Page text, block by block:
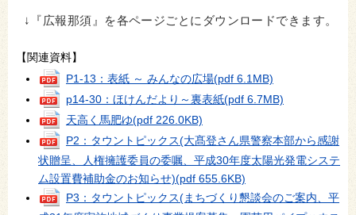
↓『広報那須』を各ページごとにダウンロードできます。
【関連資料】
P1-13：表紙 ～ みんなの広場(pdf 6.1MB)
p14-30：ほけんだより～裏表紙(pdf 6.7MB)
天高く馬肥ゆ(pdf 226.0KB)
P2：タウントピックス(大髙登さん県警察本部から感謝
状贈呈、人権擁護委員の委嘱、平成30年度太陽光発電システ
ム設置費補助金のお知らせ)(pdf 655.6KB)
P3：タウントピックス(まちづくり懇談会のご案内、平